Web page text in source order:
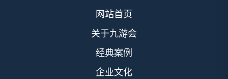
网站首页
关于九游会
经典案例
企业文化